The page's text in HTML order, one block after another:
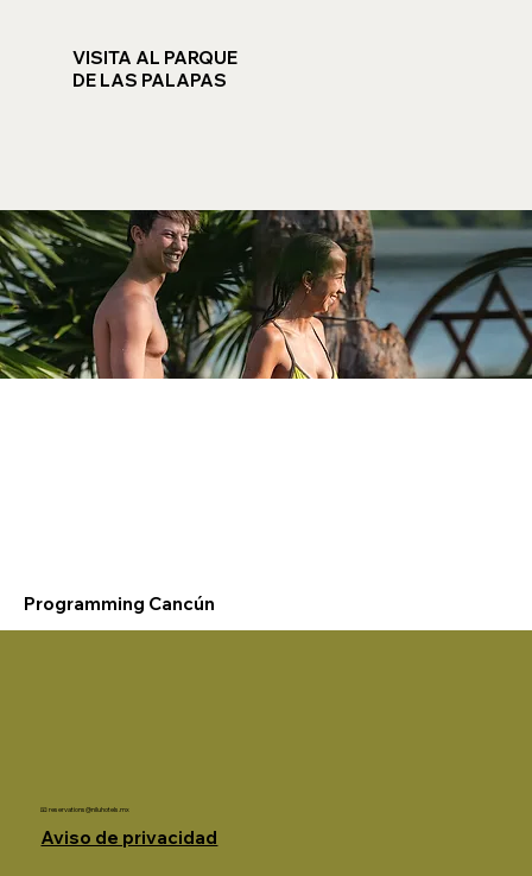
Programming Cancún
VISITA AL PARQUE
DE LAS PALAPAS
📧reservations@niluhotels.mx
Aviso de privacidad